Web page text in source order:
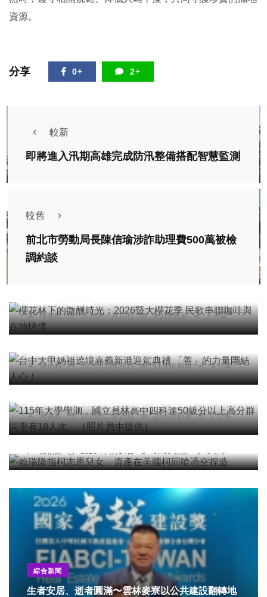
資源。
分享 0+ 2+
較新
即將進入汛期高雄完成防汛整備搭配智慧監測
較舊
前北市勞動局長陳信瑜涉詐助理費500萬被檢
調約談
陳朝枝 2026年一月15日 9,015 觀看 2 分享
宗教 綜合新聞
台中大甲媽祖遶境嘉義新港迎駕典禮 「善」的力量
陳信利 2026年四月20日 11,936 觀看 9 分享
社會 綜合新聞 健康 文教
115年大學學測，國立員林高中四科達50級分以上
周為政 2026年二月25日 14,638 觀看 2 分享
綜合新聞
賴瑞隆指柯志恩兒女、資產在美國柯回嗆憑空捏造
陳信銘 2026年六月14日 6,489 觀看 3 分享
綜合新聞
生者安居、逝者圓滿〜雲林麥寮以公共建設翻轉地